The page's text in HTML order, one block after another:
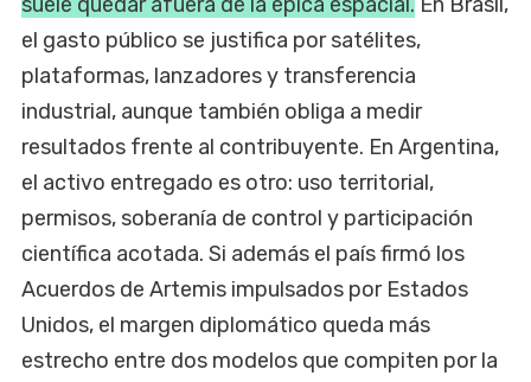
el gasto público se justifica por satélites,
plataformas, lanzadores y transferencia
industrial, aunque también obliga a medir
resultados frente al contribuyente. En Argentina,
el activo entregado es otro: uso territorial,
permisos, soberanía de control y participación
científica acotada. Si además el país firmó los
Acuerdos de Artemis impulsados por Estados
Unidos, el margen diplomático queda más
estrecho entre dos modelos que compiten por la